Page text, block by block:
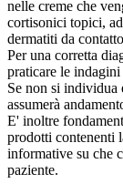
nelle creme che
cortisonici topici,
dermatiti da
Per una corretta
praticare le indagini
Se non si individua
assumerà
E' inoltre
prodotti contenenti
informative su che
paziente.